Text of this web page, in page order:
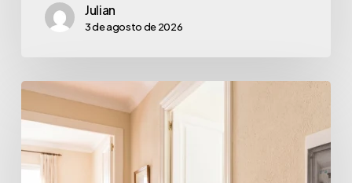
Julian
3 de agosto de 2026
¿Se
puede
de